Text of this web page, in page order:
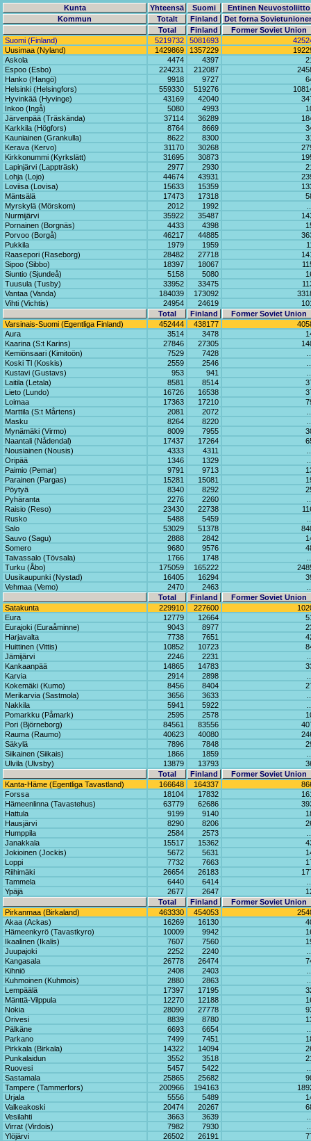
Kunta Yhteensä Suomi
Entinen Neuvostoliitto
Kommun
Totalt Finland
Det forna
Total
Finland
Former Soviet Union
Suomi (Finland)
5219732 5081693
Uusimaa (Nyland)
1429869 1357229
Askola
4474 4397
Espoo (Esbo)
224231 212087
Hanko (Hangö)
9918 9727
Helsinki (Helsingfors)
559330 519276
Hyvinkää (Hyvinge)
43169 42040
Inkoo (Ingå)
5080 4993
Järvenpää (Träskända)
37114 36289
Karkkila (Högfors)
8764 8669
Kauniainen (Grankulla)
8622 8300
Kerava (Kervo)
31170 30268
Kirkkonummi (Kyrkslätt)
31695 30873
Lapinjärvi (Lappträsk)
2977 2930
Lohja (Lojo)
44674 43931
Loviisa (Lovisa)
15633 15359
Mäntsälä
17473 17318
Myrskylä (Mörskom)
2012 1992
Nurmijärvi
35922 35487
Pornainen (Borgnäs)
4433 4398
Porvoo (Borgå)
46217 44885
Pukkila
1979 1959
Raasepori (Raseborg)
28482 27718
Sipoo (Sibbo)
18397 18067
Siuntio (Sjundeå)
5158 5080
Tuusula (Tusby)
33952 33475
Vantaa (Vanda)
184039 173092
Vihti (Vichtis)
24954 24619
Total
Finland
Former Soviet Union
Varsinais-Suomi (Egentliga Finland)
452444 438177
Aura
3514 3478
Kaarina (S:t Karins)
27846 27305
Kemiönsaari (Kimitoön)
7529 7428
Koski Tl (Koskis)
2559 2546
Kustavi (Gustavs)
953 941
Laitila (Letala)
8581 8514
Lieto (Lundo)
16726 16538
Loimaa
17363 17210
Marttila (S:t Mårtens)
2081 2072
Masku
8264 8220
Mynämäki (Virmo)
8009 7955
Naantali (Nådendal)
17437 17264
Nousiainen (Nousis)
4333 4311
Oripää
1346 1329
Paimio (Pemar)
9791 9713
Parainen (Pargas)
15281 15081
Pöytyä
8340 8292
Pyhäranta
2276 2260
Raisio (Reso)
23430 22738
Rusko
5488 5459
Salo
53029 51378
Sauvo (Sagu)
2888 2842
Somero
9680 9576
Taivassalo (Tövsala)
1766 1748
Turku (Åbo)
175059 165222
Uusikaupunki (Nystad)
16405 16294
Vehmaa (Vemo)
2470 2463
Total
Finland
Former Soviet Union
Satakunta
229910 227600
Eura
12779 12664
Eurajoki (Euraåminne)
9043 8977
Harjavalta
7738 7651
Huittinen (Vittis)
10852 10723
Jämijärvi
2246 2231
Kankaanpää
14865 14783
Karvia
2914 2898
Kokemäki (Kumo)
8456 8404
Merikarvia (Sastmola)
3656 3633
Nakkila
5941 5922
Pomarkku (Påmark)
2595 2578
Pori (Björneborg)
84561 83556
Rauma (Raumo)
40623 40080
Säkylä
7896 7848
Siikainen (Siikais)
1866 1859
Ulvila (Ulvsby)
13879 13793
Total
Finland
Former Soviet Union
Kanta-Häme (Egentliga Tavastland)
166648 164337
Forssa
18104 17832
Hämeenlinna (Tavastehus)
63779 62686
Hattula
9199 9140
Hausjärvi
8290 8206
Humppila
2584 2573
Janakkala
15517 15362
Jokioinen (Jockis)
5672 5631
Loppi
7732 7663
Riihimäki
26654 26183
Tammela
6440 6414
Ypäjä
2677 2647
Total
Finland
Former Soviet Union
Pirkanmaa (Birkaland)
463330 454053
Akaa (Ackas)
16269 16130
Hämeenkyrö (Tavastkyro)
10009 9942
Ikaalinen (Ikalis)
7607 7560
Juupajoki
2252 2240
Kangasala
26778 26474
Kihniö
2408 2403
Kuhmoinen (Kuhmois)
2880 2863
Lempäälä
17397 17195
Mänttä-Vilppula
12270 12188
Nokia
28090 27778
Orivesi
8839 8780
Pälkäne
6693 6654
Parkano
7499 7451
Pirkkala (Birkala)
14322 14094
Punkalaidun
3552 3518
Ruovesi
5457 5422
Sastamala
25865 25682
Tampere (Tammerfors)
200966 194163
Urjala
5556 5489
Valkeakoski
20474 20267
Vesilahti
3663 3639
Virrat (Virdois)
7982 7930
Ylöjärvi
26502 26191